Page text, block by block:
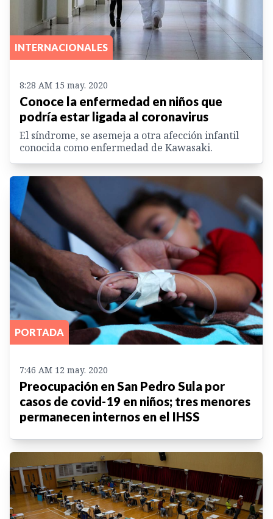
INTERNACIONALES
8:28 AM 15 may. 2020
Conoce la enfermedad en niños que
podría estar ligada al coronavirus
El síndrome, se asemeja a otra afección infantil
conocida como enfermedad de Kawasaki.
PORTADA
7:46 AM 12 may. 2020
Preocupación en San Pedro Sula por
casos de covid-19 en niños; tres menores
permanecen internos en el IHSS